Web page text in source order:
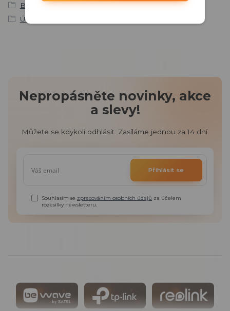
BE WAVE
Ústředny a opakovače
Nepropásněte novinky, akce
a slevy!
Můžete se kdykoli odhlásit. Zasíláme jednou za 14 dní.
Přihlásit se
Souhlasím se zpracováním osobních údajů za účelem
rozesílky newsletteru.